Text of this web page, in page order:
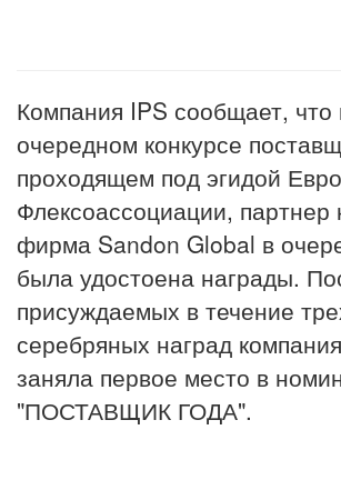
Компания IPS сообщает, что
очередном конкурсе
проходящем под эгидой
Флексоассоциации, партнер
фирма Sandon Global в
была удостоена награды.
присуждаемых в течение
серебряных наград
заняла первое место в
"ПОСТАВЩИК ГОДА".